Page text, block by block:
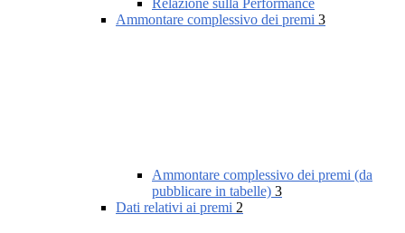
Relazione sulla Performance
Ammontare complessivo dei premi 3
Ammontare complessivo dei premi (da
pubblicare in tabelle) 3
Dati relativi ai premi 2